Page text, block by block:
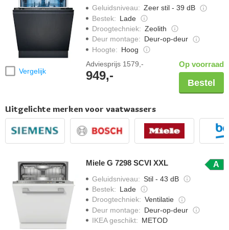
Vergelijk
Geluidsniveau: Zeer stil - 39 dB
Bestek: Lade
Droogtechniek: Zeolith
Deur montage: Deur-op-deur
Hoogte: Hoog
Adviesprijs 1579,-
949,-
Op voorraad
Bestel
Uitgelichte merken voor vaatwassers
Miele G 7298 SCVI XXL A
Geluidsniveau: Stil - 43 dB
Bestek: Lade
Droogtechniek: Ventilatie
Deur montage: Deur-op-deur
IKEA geschikt: METOD